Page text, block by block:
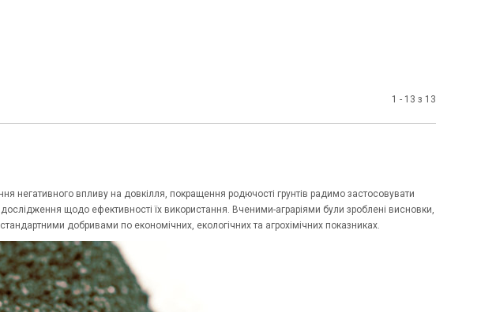
1 - 13 з 13
негативного впливу на довкілля, покращення родючості грунтів радимо застосовувати
дослідження щодо ефективності їх використання. Вченими-аграріями були зроблені висновки,
добривами по економічних, екологічних та агрохімічних показниках.